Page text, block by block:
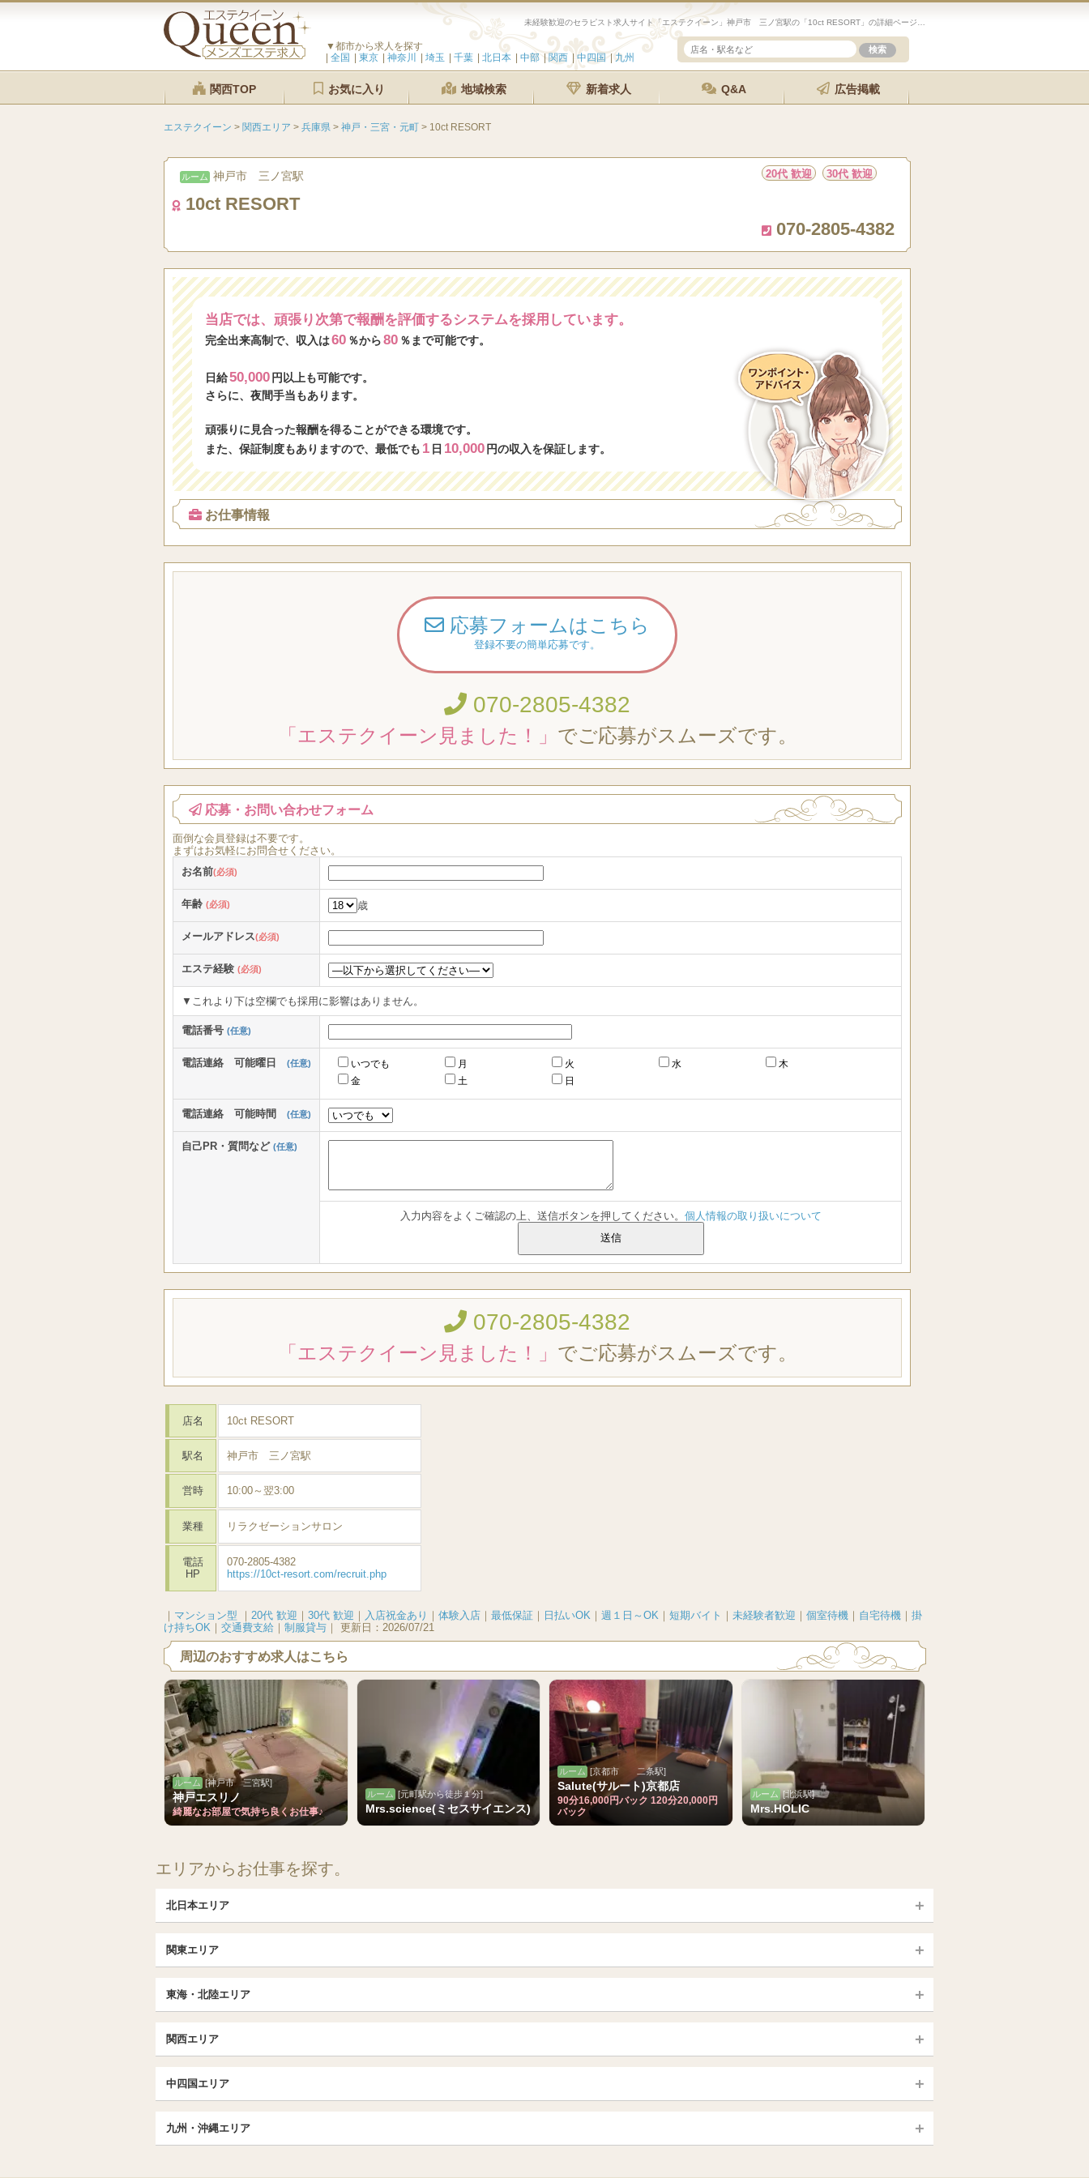
▼都市から求人を探す
全国
東京 神奈川 埼玉 千葉 北日本 中部 関西 中四国 九州
関西TOP お気に入り 地域検索 新着求人 Q&A 広告掲載
エステクイーン > 関西エリア > 兵庫県 > 神戸・三宮・元町 > 10ct RESORT
ルーム 神戸市 三ノ宮駅 20代 歓迎 30代 歓迎
10ct RESORT
070-2805-4382
当店では、頑張り次第で報酬を評価するシステムを採用しています。
完全出来高制で、収入は60 ％から80 ％まで可能です。
日給50,000 円以上も可能です。
さらに、夜間手当もあります。
頑張りに見合った報酬を得ることができる環境です。
また、保証制度もありますので、最低でも 1 日 10,000 円の収入を保証します。
お仕事情報
応募フォームはこちら
登録不要の簡単応募です。
070-2805-4382
「エステクイーン見ました！」 でご応募がスムーズです。
応募・お問い合わせフォーム
面倒な会員登録は不要です。
まずはお気軽にお問合せください。
お名前(必須)
年齢 (必須) 歳
メールアドレス(必須)
エステ経験 (必須)
▼これより下は空欄でも採用に影響はありません。
電話番号 (任意)
電話連絡 可能曜日 (任意) いつでも 月 火 水
木
金
土 日
電話連絡 可能時間 (任意)
自己PR・質問など (任意)
入力内容をよくご確認の上、送信ボタンを押してください。 個人情報の取り扱いについて
070-2805-4382
「エステクイーン見ました！」 でご応募がスムーズです。
店名 10ct RESORT
駅名 神戸市 三ノ宮駅
営時 10:00～翌3:00
業種 リラクゼーションサロン
電話
HP
070-2805-4382
https://10ct-resort.com/recruit.php
｜ マンション型 ｜ 20代 歓迎 ｜ 30代 歓迎 ｜ 入店祝金あり ｜ 体験入店 ｜ 最低保証 ｜ 日払いOK ｜ 週１日～OK ｜ 短期バイト ｜ 未経験者歓迎 ｜ 個室待機 ｜ 自宅待機 ｜ 掛
け持ちOK ｜ 交通費支給 ｜ 制服貸与 ｜ 更新日： 2026/07/21
周辺のおすすめ求人はこちら
ルーム [神戸市 三宮駅]
神戸エスリノ
綺麗なお部屋で気持ち良くお仕事♪
ルーム [元町駅から徒歩１分]
Mrs.science(ミセスサイエンス)
ルーム [京都市 二条駅]
Salute(サルート)京都店
90分16,000円バック 120分20,000円
バック
ルーム [北浜駅]
Mrs.HOLIC
エリアからお仕事を探す。
北日本エリア
北海道（札幌・旭川・函館） 青森 岩手 (盛岡・北上)
宮城 (仙台)
福島 (いわき・郡山)
茨城（水戸・取手）
栃木（宇都宮・小山） 群馬（伊勢崎・高崎・前橋）
関東エリア
大宮・浦和・川口 越谷・春日部 所沢・川越
千葉TOP
東京TOP
東海・北陸エリア
愛知（名古屋） 岐阜県 三重県
静岡県
名古屋TOP
名古屋・名駅・太閤通
関西エリア
京都駅・伏見区 烏丸御池駅 四条烏丸・河原町・祇園四条
大宮・西院・二条
三条・京都市役所前
大阪エリア
中四国エリア
広島 岡山 山口
島根・鳥取
九州・沖縄エリア